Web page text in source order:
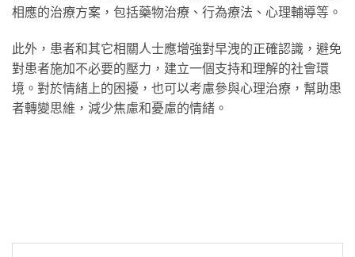
相應的治療方案，包括藥物治療、行為療法、心理輔導等。
此外，患者和其它相關人士應增強對早洩的正確認識，避免
對患者施加不必要的壓力，建立一個支持和理解的社會環
境。對於情緒上的困擾，也可以考慮參與心理治療，幫助患
者轉變思維，減少焦慮和憂慮的情緒。